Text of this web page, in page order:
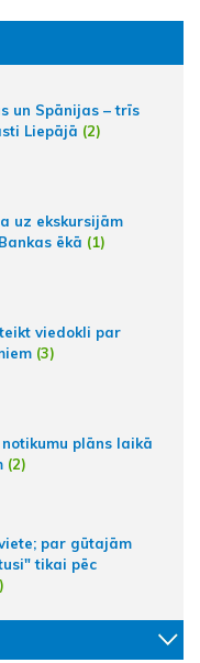
un Spānijas – trīs
Liepājā (2)
uz ekskursijām
ēkā (1)
viedokli par
(3)
plāns laikā
(2)
par gūtajām
tikai pēc